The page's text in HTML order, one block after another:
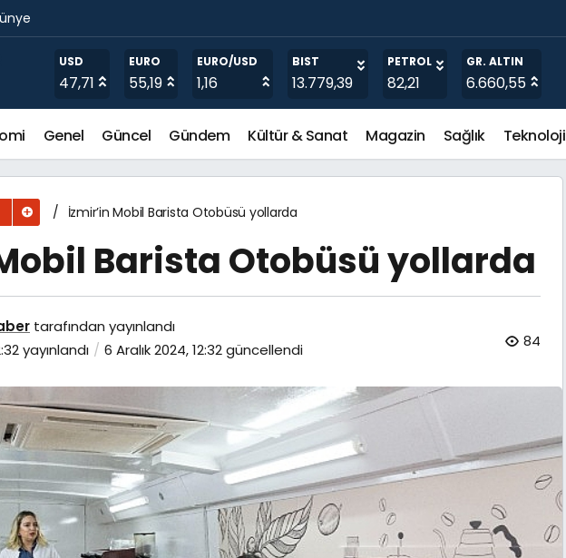
USD
47,71
EURO
55,19
EURO/USD
1,16
BIST
13.779,39
PETROL
82,21
GR. ALTIN
6.660,55
Genel Güncel Gündem Kültür & Sanat Magazin Sağlık Teknoloji
İzmir’in Mobil Barista Otobüsü yollarda
Barista Otobüsü yollarda
tarafından yayınlandı
yayınlandı 6 Aralık 2024, 12:32güncellendi 84
İçin Elimizden Gelen Her Şeyi Yapmaya Hazırız